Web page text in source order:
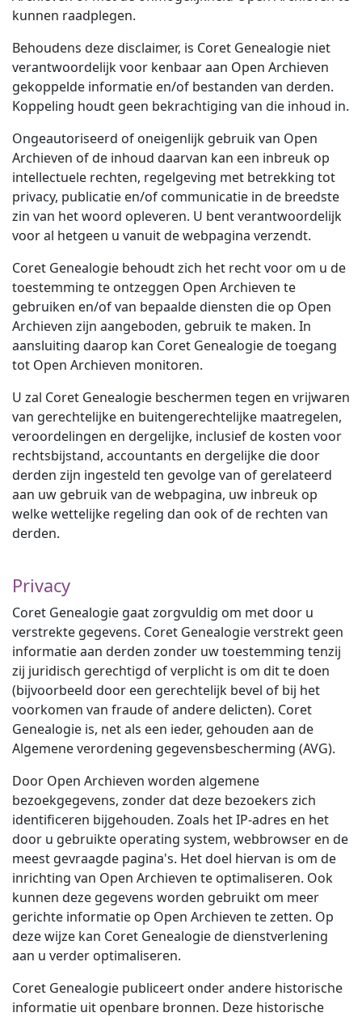
kunnen raadplegen.
Behoudens deze disclaimer, is Coret Genealogie niet
verantwoordelijk voor kenbaar aan Open Archieven
gekoppelde informatie en/of bestanden van derden.
Koppeling houdt geen bekrachtiging van die inhoud in.
Ongeautoriseerd of oneigenlijk gebruik van Open
Archieven of de inhoud daarvan kan een inbreuk op
intellectuele rechten, regelgeving met betrekking tot
privacy, publicatie en/of communicatie in de breedste
zin van het woord opleveren. U bent verantwoordelijk
voor al hetgeen u vanuit de webpagina verzendt.
Coret Genealogie behoudt zich het recht voor om u de
toestemming te ontzeggen Open Archieven te
gebruiken en/of van bepaalde diensten die op Open
Archieven zijn aangeboden, gebruik te maken. In
aansluiting daarop kan Coret Genealogie de toegang
tot Open Archieven monitoren.
U zal Coret Genealogie beschermen tegen en vrijwaren
van gerechtelijke en buitengerechtelijke maatregelen,
veroordelingen en dergelijke, inclusief de kosten voor
rechtsbijstand, accountants en dergelijke die door
derden zijn ingesteld ten gevolge van of gerelateerd
aan uw gebruik van de webpagina, uw inbreuk op
welke wettelijke regeling dan ook of de rechten van
derden.
Privacy
Coret Genealogie gaat zorgvuldig om met door u
verstrekte gegevens. Coret Genealogie verstrekt geen
informatie aan derden zonder uw toestemming tenzij
zij juridisch gerechtigd of verplicht is om dit te doen
(bijvoorbeeld door een gerechtelijk bevel of bij het
voorkomen van fraude of andere delicten). Coret
Genealogie is, net als een ieder, gehouden aan de
Algemene verordening gegevensbescherming (AVG).
Door Open Archieven worden algemene
bezoekgegevens, zonder dat deze bezoekers zich
identificeren bijgehouden. Zoals het IP-adres en het
door u gebruikte operating system, webbrowser en de
meest gevraagde pagina's. Het doel hiervan is om de
inrichting van Open Archieven te optimaliseren. Ook
kunnen deze gegevens worden gebruikt om meer
gerichte informatie op Open Archieven te zetten. Op
deze wijze kan Coret Genealogie de dienstverlening
aan u verder optimaliseren.
Coret Genealogie publiceert onder andere historische
informatie uit openbare bronnen. Deze historische